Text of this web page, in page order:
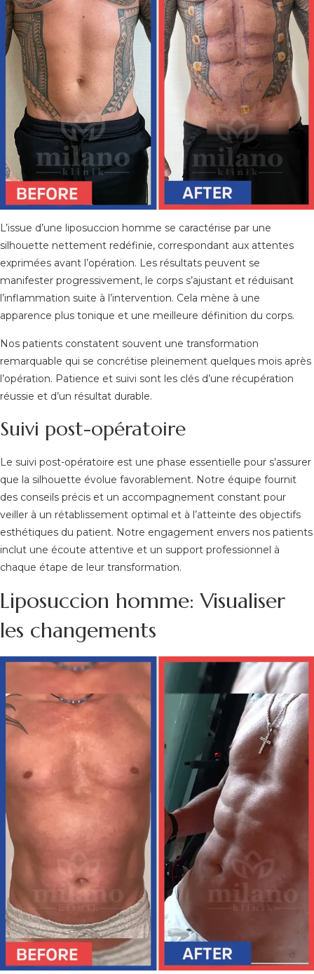
L’issue d’une liposuccion homme se caractérise par une
silhouette nettement redéfinie, correspondant aux attentes
exprimées avant l’opération. Les résultats peuvent se
manifester progressivement, le corps s’ajustant et réduisant
l’inflammation suite à l’intervention. Cela mène à une
apparence plus tonique et une meilleure définition du corps.
Nos patients constatent souvent une transformation
remarquable qui se concrétise pleinement quelques mois après
l’opération. Patience et suivi sont les clés d’une récupération
réussie et d’un résultat durable.
Suivi post-opératoire
Le suivi post-opératoire est une phase essentielle pour s’assurer
que la silhouette évolue favorablement. Notre équipe fournit
des conseils précis et un accompagnement constant pour
veiller à un rétablissement optimal et à l’atteinte des objectifs
esthétiques du patient. Notre engagement envers nos patients
inclut une écoute attentive et un support professionnel à
chaque étape de leur transformation.
Liposuccion homme: Visualiser
les changements